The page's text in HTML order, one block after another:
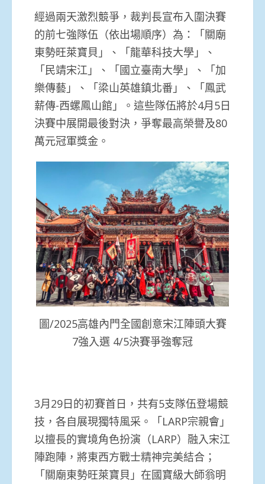
經過兩天激烈競爭，裁判長宣布入圍決賽
的前七強隊伍（依出場順序）為：「關廟
東勢旺萊寶貝」、「龍華科技大學」、
「民靖宋江」、「國立臺南大學」、「加
樂傳藝」、「梁山英雄鎮北番」、「鳳武
薪傳-西螺鳳山館」。這些隊伍將於4月5日
決賽中展開最後對決，爭奪最高榮譽及80
萬元冠軍獎金。
圖/2025高雄內門全國創意宋江陣頭大賽
7強入選 4/5決賽爭強奪冠
3月29日的初賽首日，共有5支隊伍登場競
技，各自展現獨特風采。「LARP宗親會」
以擅長的實境角色扮演（LARP）融入宋江
陣跑陣，將東西方戰士精神完美結合；
「關廟東勢旺萊寶貝」在國寶級大師翁明